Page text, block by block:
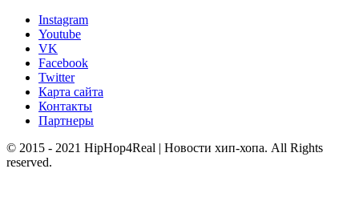
Instagram
Youtube
VK
Facebook
Twitter
Карта сайта
Контакты
Партнеры
© 2015 - 2021 HipHop4Real | Новости хип-хопа. All Rights
reserved.